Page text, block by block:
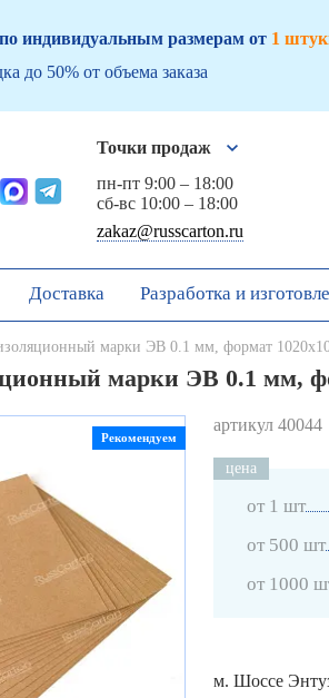
индивидуальным размерам от 1
до 50% от объема заказа
Точки продаж
пн-пт 9:00 – 18:00
сб-вс 10:00 – 18:00
zakaz@russcarton.ru
Доставка Разработка и
марки ЭВ 0.1 мм, формат
марки ЭВ 0.1 мм,
Рекомендуем
артикул 40044
цена
от 1 шт
от 500 шт
от 1000
м. Шоссе